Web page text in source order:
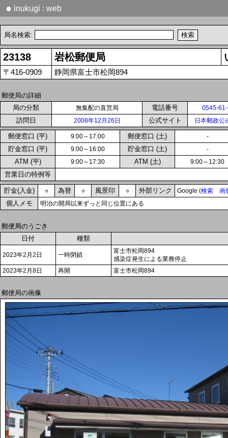
● inukugi : web
局名検索:
23138 岩松郵便局
〒416-0909 静岡県富士市松岡894
郵便局の詳細
局の分類
無集配の直営局 電話番号 0545-
訪問日 2008年12月26日 公式サイト 日本郵政公
郵便窓口 (平) 9:00～17:00 郵便窓口 (土) -
貯金窓口 (平) 9:00～16:00 貯金窓口 (土) -
ATM (平) 9:00～17:30 ATM (土) 9:00～12:30
営業日の特例等
貯金(入金) ○ 為替 ○ 風景印 ○ 外部リンク Google (検索 画
個人メモ 明治の開局以来ずっと同じ位置にある
郵便局のうごき
日付
種類
2023年2月2日 一時閉鎖
富士市松岡894
感染症発生による業務停止
2023年2月8日
再開 富士市松岡894
郵便局の画像